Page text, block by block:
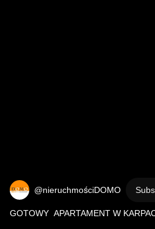
@nieruchmościDOMO
GOTOWY  APARTAMENT W